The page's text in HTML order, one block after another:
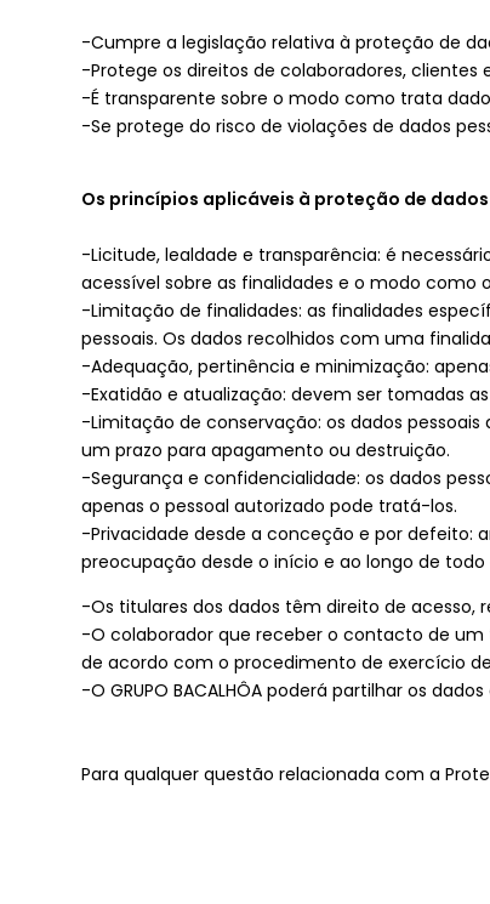
-Cumpre a legislação relativa à proteção de
-Protege os direitos de colaboradores, clientes
-É transparente sobre o modo como trata
-Se protege do risco de violações de dados
Os princípios aplicáveis à proteção de
-Licitude, lealdade e transparência: é
acessível sobre as finalidades e o modo como
-Limitação de finalidades: as finalidades
pessoais. Os dados recolhidos com uma
-Adequação, pertinência e minimização:
-Exatidão e atualização: devem ser tomadas
-Limitação de conservação: os dados
um prazo para apagamento ou destruição.
-Segurança e confidencialidade: os dados
apenas o pessoal autorizado pode tratá-
-Privacidade desde a conceção e por defeito:
preocupação desde o início e ao
-Os titulares dos dados têm direito de
-O colaborador que receber o contacto de
de acordo com o procedimento de exercício
-O GRUPO BACALHÔA poderá partilhar os
Para qualquer questão relacionada com a